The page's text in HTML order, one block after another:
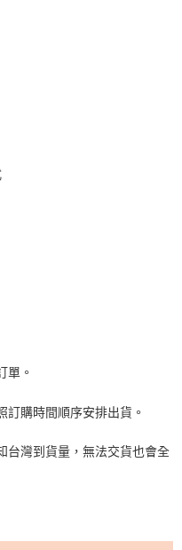
單。
訂購時間順序安排出貨。
台灣到貨量，無法交貨也會全